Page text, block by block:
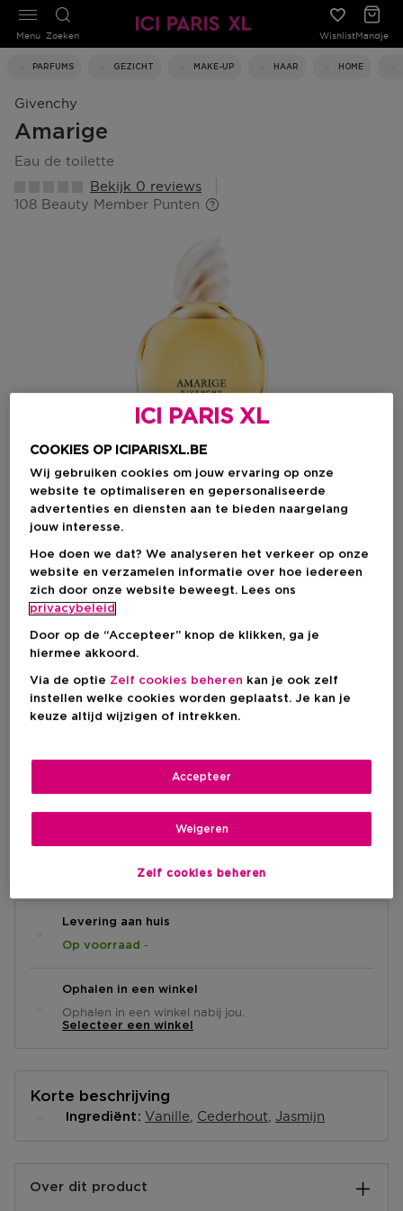
Zoeken WishlistMandje
PARFUMS GEZICHT MAKE-UP HAAR HOME
Menu
Givenchy
Amarige
eau de toilette
Bekijk 0 reviews
108 Beauty Member Punten
Kies je formaat
100 ML Op voorraad
100 ML
Kortingsprijs
€ 108,75
€ 145,00
-25% Aanbevolen verkoopprijs fabrikant€ 145,00
Levering aan huis
Op voorraad -
Ophalen in een winkel
Ophalen in een winkel nabij jou.
Selecteer een winkel
Korte beschrijving
Ingrediënt Vanille Cederhout Jasmijn
Over dit product
ICI PARIS XL
COOKIES OP ICIPARISXL.BE
Wij gebruiken cookies om jouw ervaring op onze
website te optimaliseren en gepersonaliseerde
advertenties en diensten aan te bieden naargelang
jouw interesse.
Hoe doen we dat? We analyseren het verkeer op onze
website en verzamelen informatie over hoe iedereen
zich door onze website beweegt. Lees ons
privacybeleid
Door op de “Accepteer” knop de klikken, ga je
hiermee akkoord.
Via de optie Zelf cookies beheren kan je ook zelf
instellen welke cookies worden geplaatst. Je kan je
keuze altijd wijzigen of intrekken.
Zelf cookies beheren
Weigeren
Accepteer